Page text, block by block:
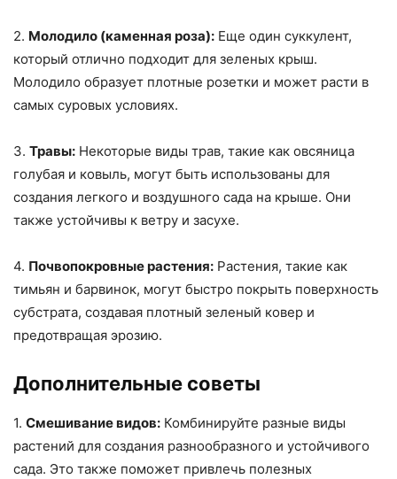
2. Молодило (каменная роза): Еще один суккулент,
который отлично подходит для зеленых крыш.
Молодило образует плотные розетки и может расти в
самых суровых условиях.
3. Травы: Некоторые виды трав, такие как овсяница
голубая и ковыль, могут быть использованы для
создания легкого и воздушного сада на крыше. Они
также устойчивы к ветру и засухе.
4. Почвопокровные растения: Растения, такие как
тимьян и барвинок, могут быстро покрыть поверхность
субстрата, создавая плотный зеленый ковер и
предотвращая эрозию.
Дополнительные советы
1. Смешивание видов: Комбинируйте разные виды
растений для создания разнообразного и устойчивого
сада. Это также поможет привлечь полезных